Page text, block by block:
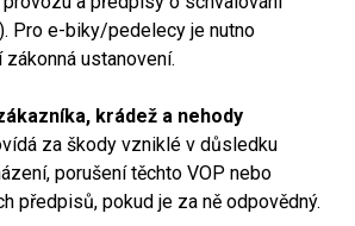
Pro e-biky/pedelecy je nutno
ustanovení.
krádež a nehody
za škody vzniklé v důsledku
porušení těchto VOP nebo
předpisů, pokud je za ně odpovědný.